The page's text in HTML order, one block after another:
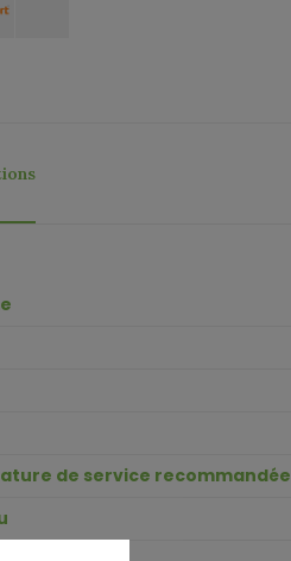
de service recommandée